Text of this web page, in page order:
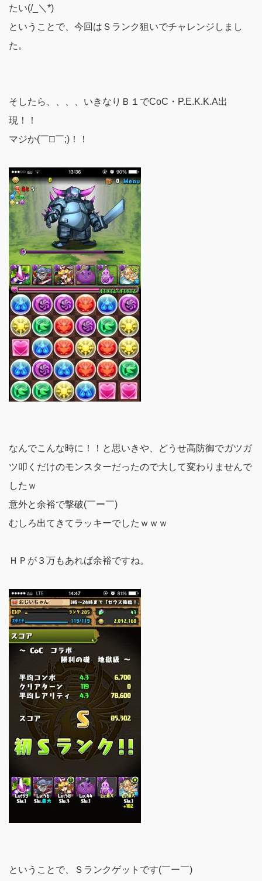
たい(/_＼*)
ということで、今回はＳランク狙いでチャレンジしまし
た。
そしたら、、、、いきなりＢ１でCoC・P.E.K.K.A出
現！！
マジか(￣□￣;)！！
なんでこんな時に！！と思いきや、どうせ高防御でガツガ
ツ叩くだけのモンスターだったので大して変わりませんで
したｗ
意外と余裕で撃破(￣ー￣)
むしろ出てきてラッキーでしたｗｗｗ
ＨＰが３万もあれば余裕ですね。
ということで、Ｓランクゲットです(￣ー￣)